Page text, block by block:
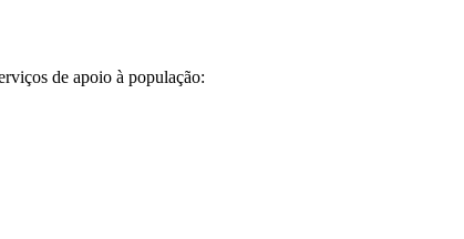
de apoio à população: